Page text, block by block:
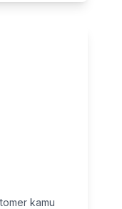
kamu